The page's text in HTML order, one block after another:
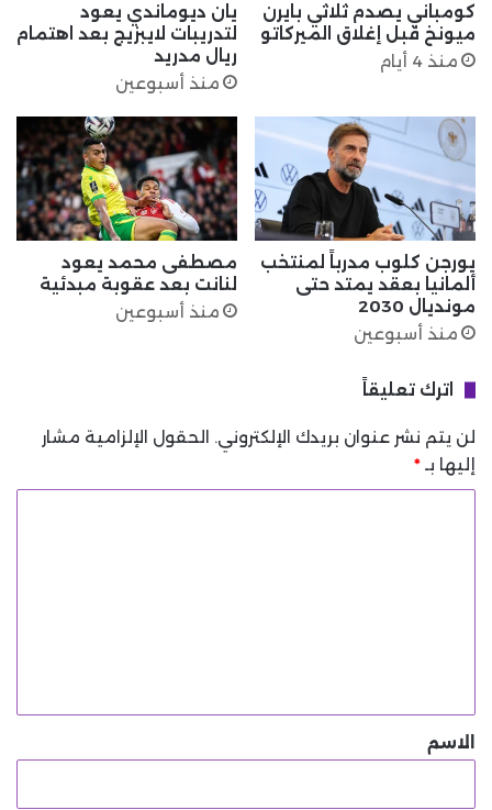
كومباني يصدم ثلاثي بايرن
ميونخ قبل إغلاق الميركاتو
منذ 4 أيام
يان ديوماندي يعود
لتدريبات لايبزيج بعد اهتمام
ريال مدريد
منذ أسبوعين
يورجن كلوب مدرباً لمنتخب
ألمانيا بعقد يمتد حتى
مونديال 2030
منذ أسبوعين
مصطفى محمد يعود
لنانت بعد عقوبة مبدئية
منذ أسبوعين
اترك تعليقاً
لن يتم نشر عنوان بريدك الإلكتروني. الحقول الإلزامية مشار
إليها بـ *
*الاسم